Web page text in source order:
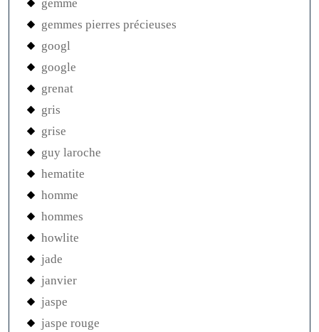
gemme
gemmes pierres précieuses
googl
google
grenat
gris
grise
guy laroche
hematite
homme
hommes
howlite
jade
janvier
jaspe
jaspe rouge